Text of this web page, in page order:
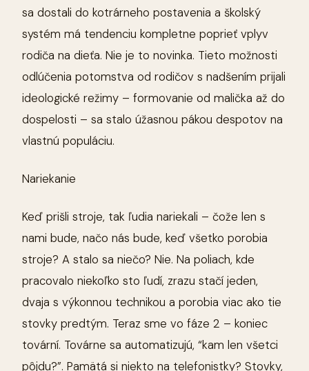
sa dostali do kotrárneho postavenia a školský
systém má tendenciu kompletne poprieť vplyv
rodiča na dieťa. Nie je to novinka. Tieto možnosti
odlúčenia potomstva od rodičov s nadšením prijali
ideologické režimy – formovanie od malička až do
dospelosti – sa stalo úžasnou pákou despotov na
vlastnú populáciu.
Nariekanie
Keď prišli stroje, tak ľudia nariekali – čože len s
nami bude, načo nás bude, keď všetko porobia
stroje? A stalo sa niečo? Nie. Na poliach, kde
pracovalo niekoľko sto ľudí, zrazu stačí jeden,
dvaja s výkonnou technikou a porobia viac ako tie
stovky predtým. Teraz sme vo fáze 2 – koniec
tovární. Továrne sa automatizujú, “kam len všetci
pôjdu?”. Pamätá si niekto na telefonistky? Stovky,